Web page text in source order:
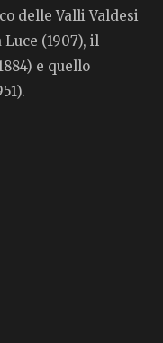
delle Valli Valdesi
(1907), il
e quello